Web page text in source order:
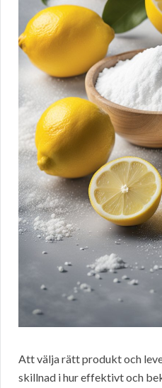
Att välja rätt produkt och
skillnad i hur effektivt och